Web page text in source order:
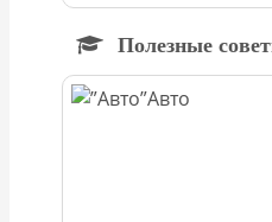
Полезные
Авто